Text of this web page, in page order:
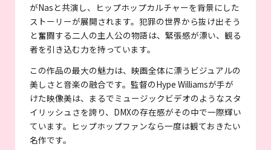
がNasと共演し、ヒップホップカルチャーを背景にした
ストーリーが展開されます。犯罪の世界から抜け出そう
と奮闘する二人の主人公の物語は、緊張感が漂い、観る
者を引き込む力を持っています。
この作品の最大の魅力は、映画全体に漂うビジュアルの
美しさと音楽の融合です。監督のHype Williamsが手が
けた映像美は、まるでミュージックビデオのようなスタ
イリッシュさを誇り、DMXの存在感がその中で一際輝い
ています。ヒップホップファンなら一度は観ておきたい
名作です。